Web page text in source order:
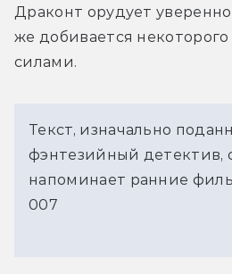
Драконт орудует
же добивается
силами.
Текст, изначально
фэнтезийный детектив,
напоминает ранние
007